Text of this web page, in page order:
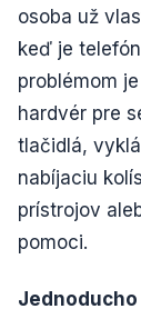
osoba už
keď je
problémom
hardvér pre
tlačidlá,
nabíjaciu
prístrojov
pomoci.